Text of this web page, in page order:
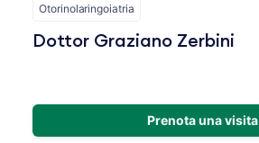
Otorinolaringoiatria
Dottor Graziano Zerbini
Prenota una visita